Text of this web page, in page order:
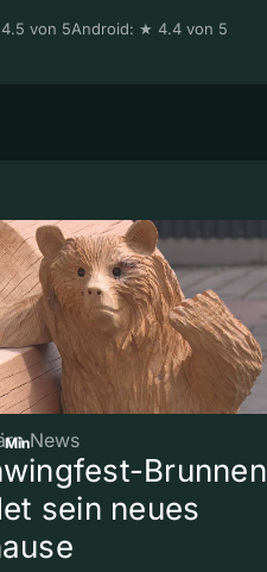
von 5Android: ★ 4.4 von 5
MinNews
Brunnen
sein neues